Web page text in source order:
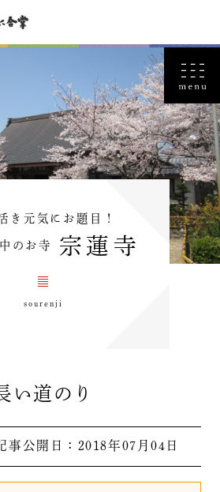
き元気にお題目！
のお寺 宗蓮寺
sourenji
い道のり
事公開日： 2018年07月04日